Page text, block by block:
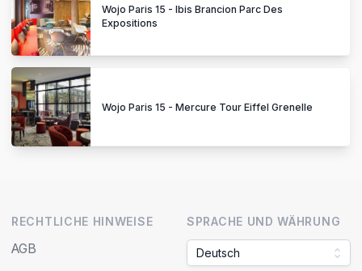
Wojo Paris 15 - Ibis Brancion Parc Des
Expositions
Wojo Paris 15 - Mercure Tour Eiffel Grenelle
RECHTLICHE HINWEISE
AGB
SPRACHE UND WÄHRUNG
Deutsch